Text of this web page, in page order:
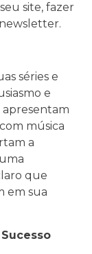
site, fazer
séries e
e
música
a
que
em sua